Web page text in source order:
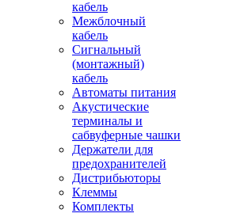
кабель
Межблочный
кабель
Сигнальный
(монтажный)
кабель
Автоматы питания
Акустические
терминалы и
сабвуферные чашки
Держатели для
предохранителей
Дистрибьюторы
Клеммы
Комплекты